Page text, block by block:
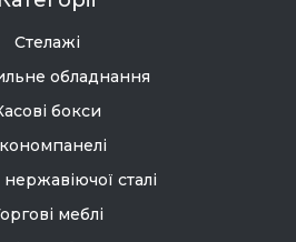
Стелажі
обладнання
бокси
сталі
меблі